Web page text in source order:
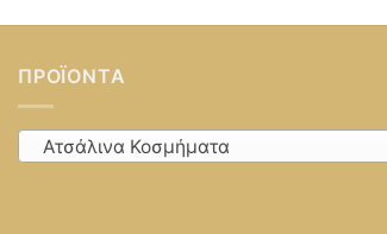
ΠΡΟΪΌΝΤΑ
Ατσάλινα Κοσμήματα